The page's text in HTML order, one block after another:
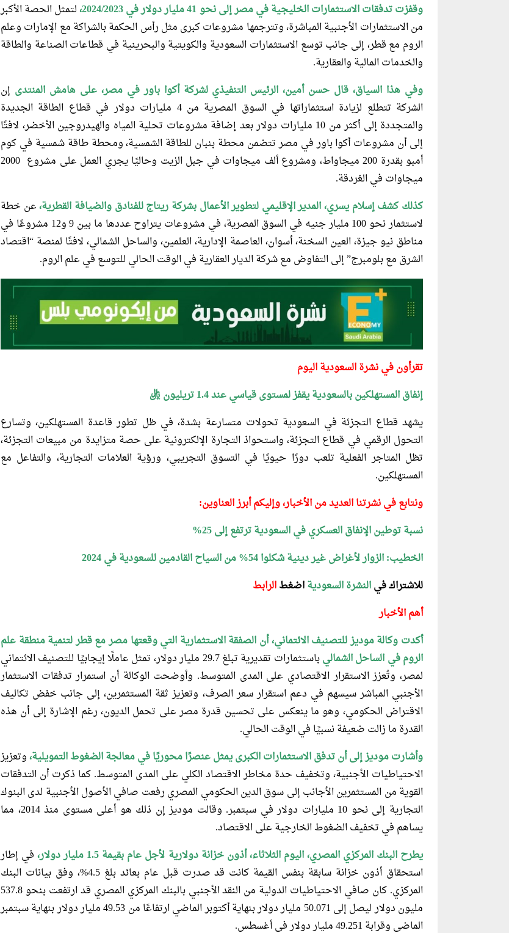
وقفزت تدفقات الاستثمارات الخليجية فيمصر إلى نحو 41 مليار دولار في 2024/2023،
لتمثل الحصة الأكبر
من الاستثمارات الأجنبية المباشرة، وتترجمها مشروعات كبرى مثل رأس الحكمة بالشراكة مع الإمارات وعلم
الروم مع قطر، إلى جانب توسع الاستثمارات السعودية والكويتية والبحرينية في قطاعات الصناعة والطاقة
والخدمات المالية والعقارية.
وفي هذا السياق، قال حسن أمين، الرئيس التنفيذي لشركة أكوا باور في مصر، على هامش المنتدى إن
الشركة تتطلع لزيادة استثماراتها في السوق المصرية من 4 مليارات دولار في قطاع الطاقة الجديدة
والمتجددة إلى أكثر من 10 مليارات دولار بعد إضافة مشروعات تحلية المياه والهيدروجين الأخضر، لافتًا
إلى أن مشروعات أكوا باور في مصر تتضمن محطة بنبان للطاقة الشمسية، ومحطة طاقة شمسية في كوم
أمبو بقدرة 200 ميجاواط، ومشروع ألف ميجاوات في جبل الزيت وحاليًا يجري العمل على مشروع 2000
ميجاوات في الغردقة.
كذلك كشف إسلام يسري، المدير الإقليمي لتطوير الأعمال بشركة ريتاج للفنادق والضيافة القطرية،عن خطة
لاستثمار نحو 100 مليار جنيه في السوق المصرية، في مشروعات يتراوح عددها ما بين 9 و12 مشروعًا في
مناطق نيو جيزة، العين السخنة، أسوان، العاصمة الإدارية، العلمين، والساحل الشمالي، لافتًا لمنصة “اقتصاد
الشرق مع بلومبرج” إلى التفاوض مع شركة الديار العقارية في الوقت الحالي للتوسع في علم الروم.
تقرأون في نشرة السعودية اليوم
إنفاق المستهلكين بالسعودية يقفز لمستوى قياسي عند 1.4 تريليون ريال
يشهد قطاع التجزئة في السعودية تحولات متسارعة بشدة، في ظل تطور قاعدة المستهلكين، وتسارع
التحول الرقمي في قطاع التجزئة، واستحواذ التجارة الإلكترونية على حصة متزايدة من مبيعات التجزئة،
تظل المتاجر الفعلية تلعب دورًا حيويًا في التسوق التجريبي، ورؤية العلامات التجارية، والتفاعل مع
المستهلكين.
ونتابع في نشرتنا العديد من الأخبار، وإليكم أبرز العناوين:
نسبة توطين الإنفاق العسكري في السعودية ترتفع إلى 25%
الخطيب: الزوار لأغراض غير دينية شكلوا 54% من السياح القادمين للسعودية في 2024
للاشتراك فيالنشرة السعوديةاضغطالرابط
أهم الأخبار
أكدت وكالة موديز للتصنيف الائتماني، أن الصفقة الاستثمارية التي وقعتها مصر مع قطر لتنمية منطقة علم
الروم في الساحل الشمالي
باستثمارات تقديرية تبلغ 29.7 مليار دولار، تمثل عاملًا إيجابيًا للتصنيف الائتماني
لمصر، وتُعزز الاستقرار الاقتصادي على المدى المتوسط. وأوضحت الوكالة أن استمرار تدفقات الاستثمار
الأجنبي المباشر سيسهم في دعم استقرار سعر الصرف، وتعزيز ثقة المستثمرين، إلى جانب خفض تكاليف
الاقتراض الحكومي، وهو ما ينعكس على تحسين قدرة مصر على تحمل الديون، رغم الإشارة إلى أن هذه
القدرة ما زالت ضعيفة نسبيًا في الوقت الحالي.
وأشارت موديز إلى أن تدفق الاستثماراتالكبرى يمثل عنصرًا محوريًا في معالجة الضغوط التمويلية،وتعزيز
الاحتياطيات الأجنبية، وتخفيف حدة مخاطر الاقتصاد الكلي على المدى المتوسط. كما ذكرت أن التدفقات
القوية من المستثمرين الأجانب إلى سوق الدين الحكومي المصري رفعت صافي الأصول الأجنبية لدى البنوك
التجارية إلى نحو 10 مليارات دولار في سبتمبر. وقالت موديز إن ذلك هو أعلى مستوى منذ 2014، مما
يساهم في تخفيف الضغوط الخارجية على الاقتصاد.
يطرح البنك المركزي المصري، اليوم الثلاثاء، أذون خزانة دولارية لأجل عام بقيمة 1.5 مليار دولار،
في إطار
استحقاق أذون خزانة سابقة بنفس القيمة كانت قد صدرت قبل عام بعائد بلغ 4.5%، وفق بيانات البنك
المركزي. كان صافي الاحتياطيات الدولية من النقد الأجنبي بالبنك المركزي المصري قد ارتفعت بنحو 537.8
مليون دولار ليصل إلى 50.071 مليار دولار بنهاية أكتوبر الماضي ارتفاعًا من 49.53 مليار دولار بنهاية سبتمبر
الماضي وقرابة 49.251 مليار دولار في أغسطس.